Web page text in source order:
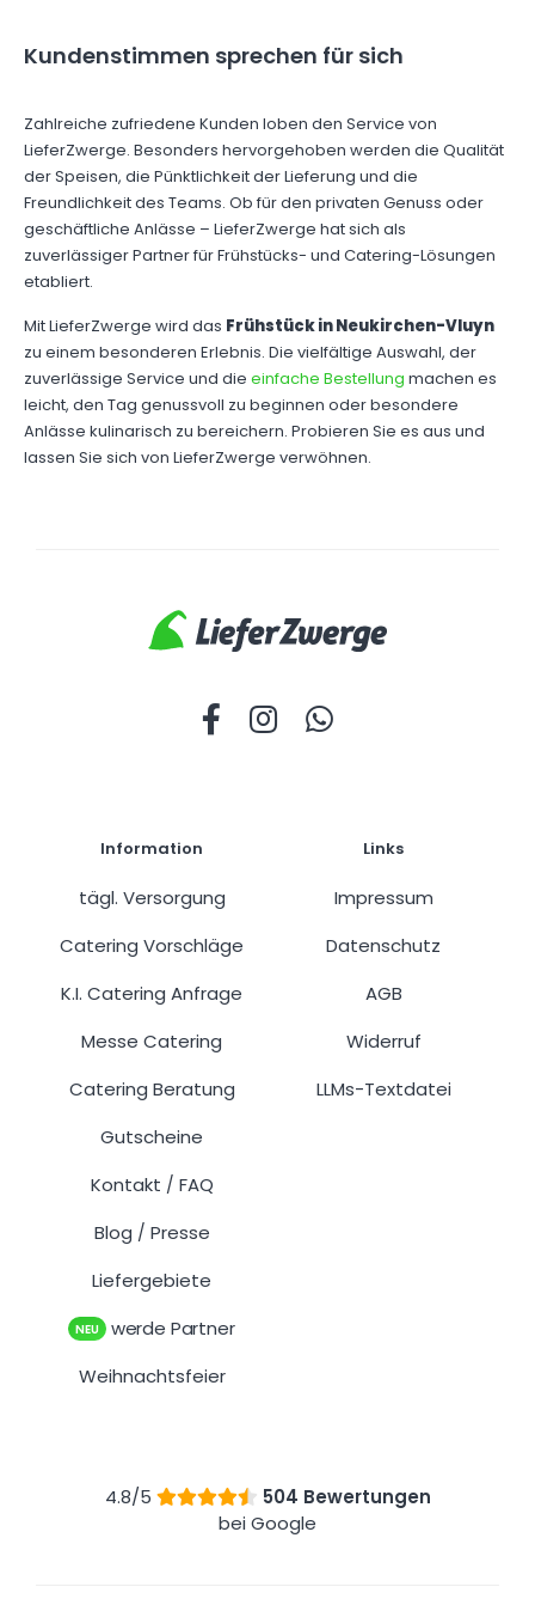
Kundenstimmen sprechen für sich
Zahlreiche zufriedene Kunden loben den Service von
LieferZwerge. Besonders hervorgehoben werden die Qualität
der Speisen, die Pünktlichkeit der Lieferung und die
Freundlichkeit des Teams. Ob für den privaten Genuss oder
geschäftliche Anlässe – LieferZwerge hat sich als
zuverlässiger Partner für Frühstücks- und Catering-Lösungen
etabliert.
Mit LieferZwerge wird das Frühstück in Neukirchen-Vluyn
zu einem besonderen Erlebnis. Die vielfältige Auswahl, der
zuverlässige Service und die einfache Bestellung machen es
leicht, den Tag genussvoll zu beginnen oder besondere
Anlässe kulinarisch zu bereichern. Probieren Sie es aus und
lassen Sie sich von LieferZwerge verwöhnen.
Information
tägl. Versorgung
Catering Vorschläge
K.I. Catering Anfrage
Messe Catering
Catering Beratung
Gutscheine
Kontakt / FAQ
Blog / Presse
Liefergebiete
NEU werde Partner
Weihnachtsfeier
Links
Impressum
Datenschutz
AGB
Widerruf
LLMs-Textdatei
4.8/5
504 Bewertungen
bei Google